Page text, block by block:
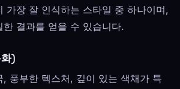
가장 잘 인식하는 스타일 중 하나이며,
한 결과를 얻을 수 있습니다.
)
, 풍부한 텍스처, 깊이 있는 색채가 특